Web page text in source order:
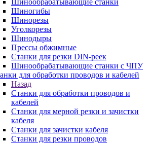
Шинообрабатывающие станки
Шиногибы
Шинорезы
Уголкорезы
Шинодыры
Прессы обжимные
Станки для резки DIN-реек
Шинообрабатывающие станки с ЧПУ
для обработки проводов и кабелей
Назад
Станки для обработки проводов и
кабелей
Станки для мерной резки и зачистки
кабеля
Станки для зачистки кабеля
Станки для резки проводов